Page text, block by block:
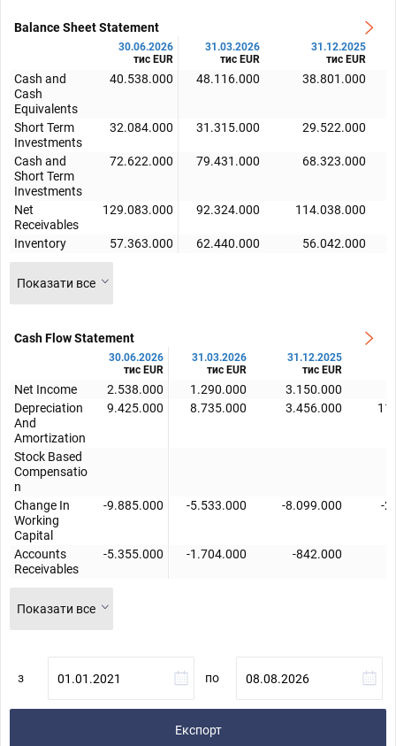
Balance Sheet Statement
30.06.2026
тис EUR
31.03.2026
тис EUR
31.12.2025
тис EUR
Cash and
Cash
Equivalents
40.538.000 48.116.000 38.801.000
Short Term
Investments
32.084.000 31.315.000 29.522.000
Cash and
Short Term
Investments
72.622.000 79.431.000 68.323.000
Net
Receivables
129.083.000 92.324.000 114.038.000
Inventory 57.363.000 62.440.000 56.042.000
Показати все
Cash Flow Statement
30.06.2026
тис EUR
31.03.2026
тис EUR
31.12.2025
тис EUR
Net Income 2.538.000 1.290.000 3.150.000
Depreciation
And
Amortization
9.425.000 8.735.000 3.456.000
Stock Based
Compensatio
n
Change In
Working
Capital
-9.885.000 -5.533.000 -8.099.000 -
Accounts
Receivables
-5.355.000 -1.704.000 -842.000
Показати все
з по
Експорт